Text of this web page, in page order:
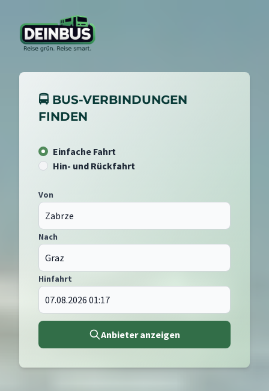
🚍 BUS-VERBINDUNGEN
FINDEN
Einfache Fahrt
Hin- und Rückfahrt
Von
Nach
Hinfahrt
Anbieter anzeigen